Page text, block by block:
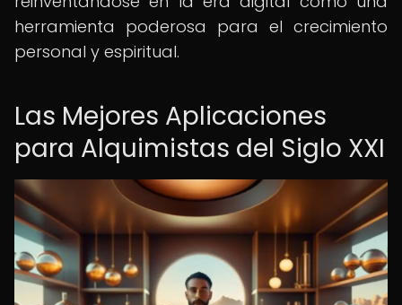
herramienta poderosa para el crecimiento
personal y espiritual.
Las Mejores Aplicaciones
para Alquimistas del Siglo XXI